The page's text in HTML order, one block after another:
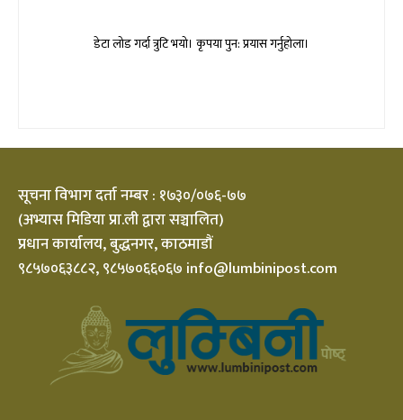
डेटा लोड गर्दा त्रुटि भयो। कृपया पुन: प्रयास गर्नुहोला।
सूचना विभाग दर्ता नम्बर : १७३०/०७६-७७
(अभ्यास मिडिया प्रा.ली द्वारा सञ्चालित)
प्रधान कार्यालय, बुद्धनगर, काठमाडौं
९८५७०६३८८२, ९८५७०६६०६७ info@lumbinipost.com